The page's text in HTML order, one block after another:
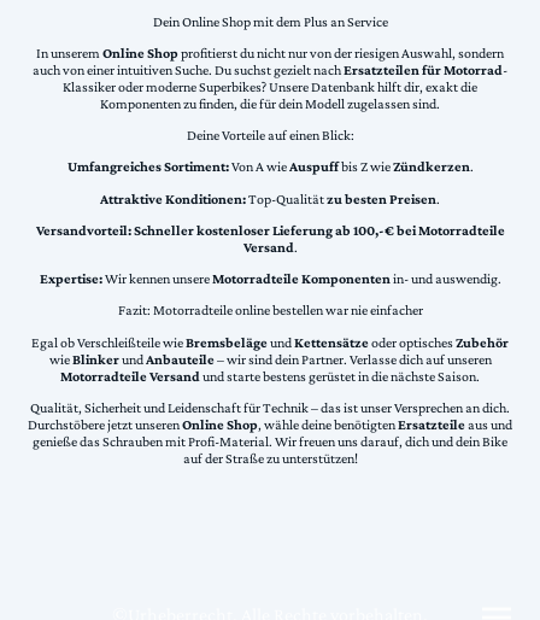
Dein Online Shop mit dem Plus an Service
In unserem Online Shopprofitierst du nicht nur von der riesigen Auswahl, sondern
auch von einer intuitiven Suche. Du suchst gezielt nachErsatzteilen für Motorrad-
Klassiker oder moderne Superbikes? Unsere Datenbank hilft dir, exakt die
Komponenten zu finden, die für dein Modell zugelassen sind.
Deine Vorteile auf einen Blick:
Umfangreiches Sortiment:Von A wieAuspuffbis Z wieZündkerzen.
Attraktive Konditionen:Top-Qualitätzu besten Preisen.
Versandvorteil:Schneller kostenloser Lieferung ab 100,-€ bei Motorradteile
Versand.
Expertise:Wir kennen unsereMotorradteile Komponentenin- und auswendig.
Fazit: Motorradteile online bestellen war nie einfacher
Egal ob Verschleißteile wieBremsbelägeundKettensätzeoder optischesZubehör
wieBlinkerundAnbauteile– wir sind dein Partner. Verlasse dich auf unseren
Motorradteile Versand und starte bestens gerüstet in die nächste Saison.
Qualität, Sicherheit und Leidenschaft für Technik – das ist unser Versprechen an dich.
Durchstöbere jetzt unserenOnline Shop, wähle deine benötigtenErsatzteileaus und
genieße das Schrauben mit Profi-Material. Wir freuen uns darauf, dich und dein Bike
auf der Straße zu unterstützen!